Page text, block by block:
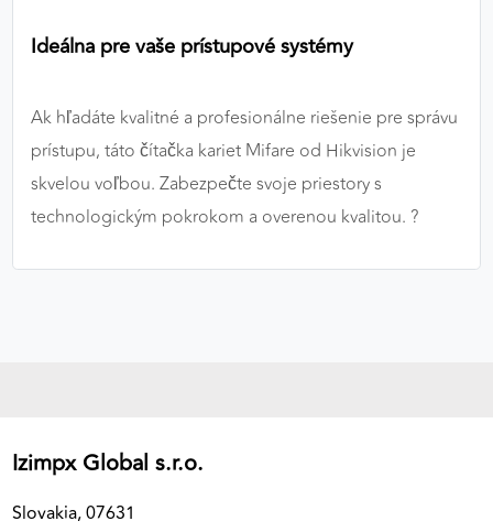
Ideálna pre vaše prístupové systémy
Ak hľadáte kvalitné a profesionálne riešenie pre správu
prístupu, táto čítačka kariet Mifare od Hikvision je
skvelou voľbou. Zabezpečte svoje priestory s
technologickým pokrokom a overenou kvalitou. ?️
Izimpx Global s.r.o.
Slovakia, 07631